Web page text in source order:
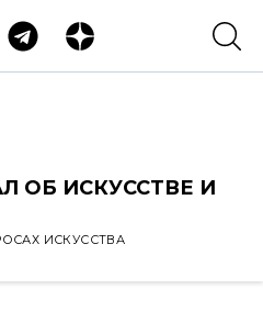
ОБ ИСКУССТВЕ И
ИСКУССТВА